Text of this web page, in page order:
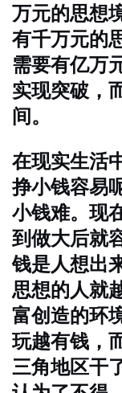
万元的思想
有千万元的
需要有亿万
实现突破，
间。
在现实生活
挣小钱容易
小钱难。现
到做大后就
钱是人想出
思想的人就
富创造的环
玩越有钱，
三角地区干